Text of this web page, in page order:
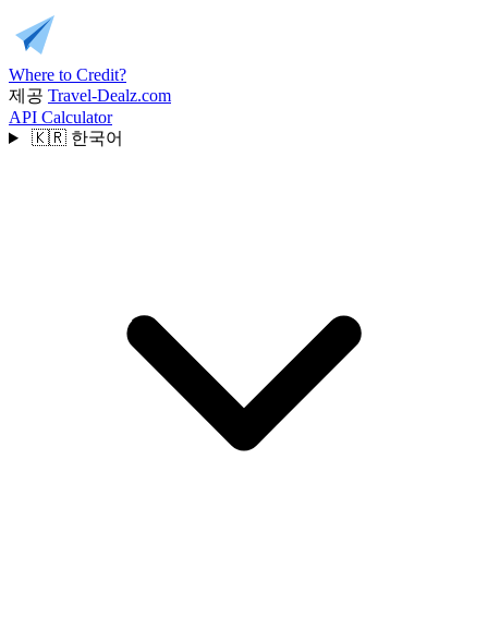
Where to Credit?
제공 Travel-Dealz.com
API Calculator
🇰🇷 한국어